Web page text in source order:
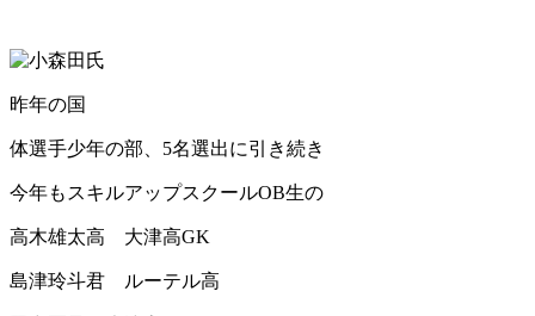
昨年の国
体選手少年の部、5名選出に引き続き
今年もスキルアップスクールOB生の
高木雄太高 大津高GK
島津玲斗君 ルーテル高